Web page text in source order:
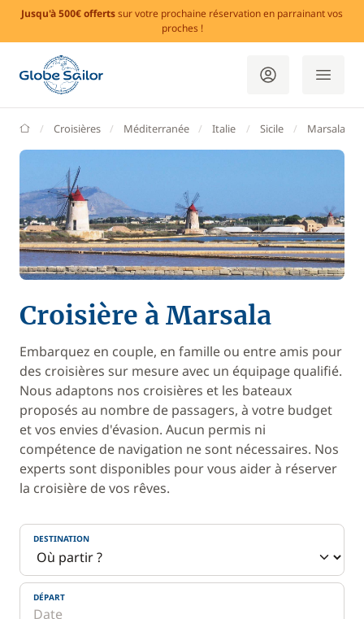
Jusqu'à 500€ offertssur votre prochaine réservation en parrainant vos
proches !
GlobeSailor
Croisières Méditerranée Italie Sicile Marsala
Croisière à Marsala
Embarquez en couple, en famille ou entre amis pour
des croisières sur mesure avec un équipage qualifié.
Nous adaptons nos croisières et les bateaux
proposés au nombre de passagers, à votre budget
et vos envies d'évasion. Aucun permis ni
compétence de navigation ne sont nécessaires. Nos
experts sont disponibles pour vous aider à réserver
la croisière de vos rêves.
DESTINATION
DÉPART